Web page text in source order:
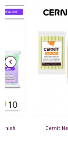
Cernit Neon Light